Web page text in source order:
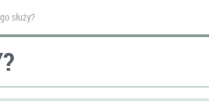
służy?